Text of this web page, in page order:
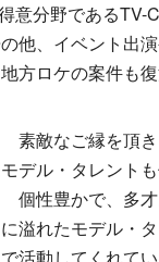
意分野であるTV-
他、イベント出演
地方ロケの案件も復
素敵なご縁を頂き
デル・タレントも
個性豊かで、多才
溢れたモデル・